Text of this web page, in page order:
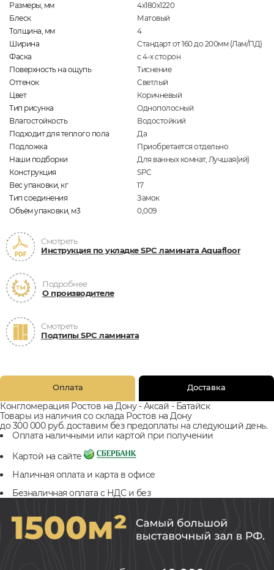
Размеры, мм
4х180х1220
Блеск
Матовый
Толщина, мм
4
Ширина
Стандарт от 160 до 200мм (Лам/ПД)
Фаска
с 4-х сторон
Поверхность на ощупь
Тиснение
Оттенок
Светлый
Цвет
Коричневый
Тип рисунка
Однополосный
Влагостойкость
Водостойкий
Подходит для теплого пола
Да
Подложка
Приобретается отдельно
Наши подборки
Для ванных комнат, Лучшая(ий)
Конструкция
SPC
Вес упаковки, кг
17
Тип соединения
Замок
Объём упаковки, м3
0,009
Смотреть
Инструкция по укладке SPC ламината Aquafloor
Подробнее
О производителе
Смотреть
Подтипы SPC ламината
Оплата Доставка
Конгломерация Ростов на Дону - Аксай - Батайск
Товары из наличия со склада Ростов на Дону
до 300 000 руб. доставим без предоплаты на следующий день.
Оплата наличными или картой при получении
Картой на сайте
Наличная оплата и карта в офисе
Безналичная оплата с НДС и без